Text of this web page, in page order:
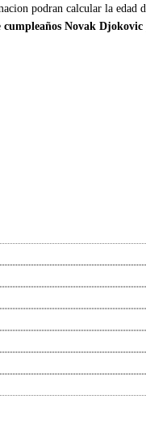
podran calcular la edad
cumpleaños Novak Djokovic